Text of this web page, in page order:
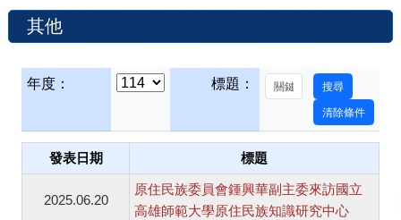
其他
年度： 標題：
發表日期 標題
2025.06.20
原住民族委員會鍾興華副主委來訪國立
高雄師範大學原住民族知識研究中心